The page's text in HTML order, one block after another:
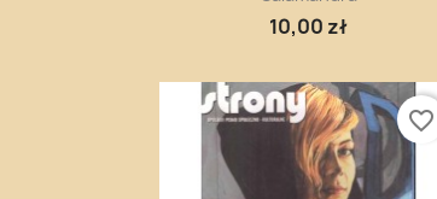
10,00 zł
favorite_border